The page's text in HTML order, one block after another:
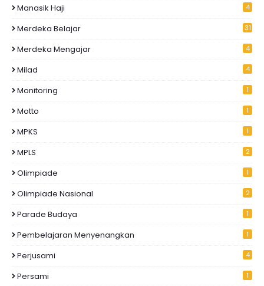
Manasik Haji 4
Merdeka Belajar 31
Merdeka Mengajar 4
Milad 4
Monitoring 1
Motto 1
MPKS 1
MPLS 2
Olimpiade 1
Olimpiade Nasional 2
Parade Budaya 1
Pembelajaran Menyenangkan 1
Perjusami 4
Persami 1